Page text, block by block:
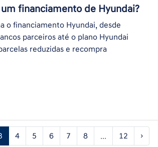
financiamento de Hyundai?
o financiamento Hyundai, desde
parceiros até o plano Hyundai
reduzidas e recompra
4 5 6 7 8 ... 12 ›